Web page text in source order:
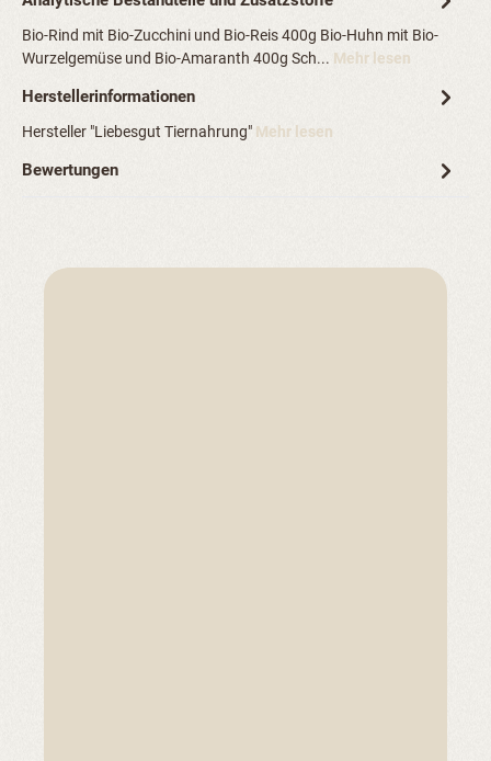
Bio-Rind mit Bio-Zucchini und Bio-Reis 400g Bio-Huhn mit Bio-
Wurzelgemüse und Bio-Amaranth 400g Sch... Mehr lesen
Herstellerinformationen
Hersteller "Liebesgut Tiernahrung" Mehr lesen
Bewertungen